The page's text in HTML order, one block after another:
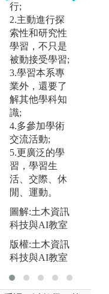
某些科目中請
學生自行規畫
研究課題
圖解:土壤力學
實驗實作
版權:國立中央
大學土木工程
學系
行;
2.主動進行探
索性和研究性
學習，不只是
被動接受學習;
3.學習本系專
業外，還要了
解其他學科知
識;
4.多參加學術
交流活動;
5.更廣泛的學
習，學習生
活、交際、休
閒、運動。
圖解:土木資訊
科技與AI教室
版權:土木資訊
科技與AI教室